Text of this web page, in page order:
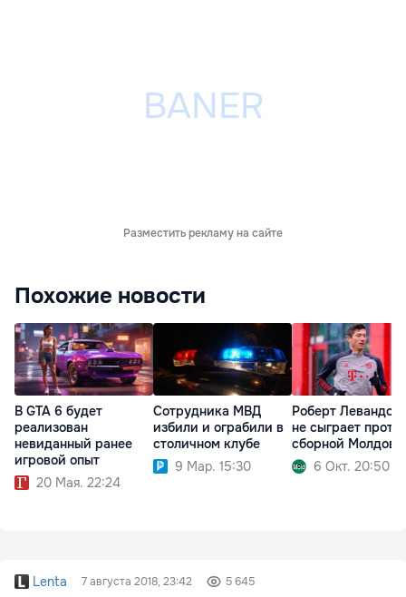
Разместить рекламу на сайте
Похожие новости
В GTA 6 будет
реализован
невиданный ранее
игровой опыт
20 Мая. 22:24
Сотрудника МВД
избили и ограбили в
столичном клубе
9 Мар. 15:30
Роберт
не сыграет
сборной Молдовы
6 Окт. 20:50
Lenta 7 августа 2018, 23:42 5 645